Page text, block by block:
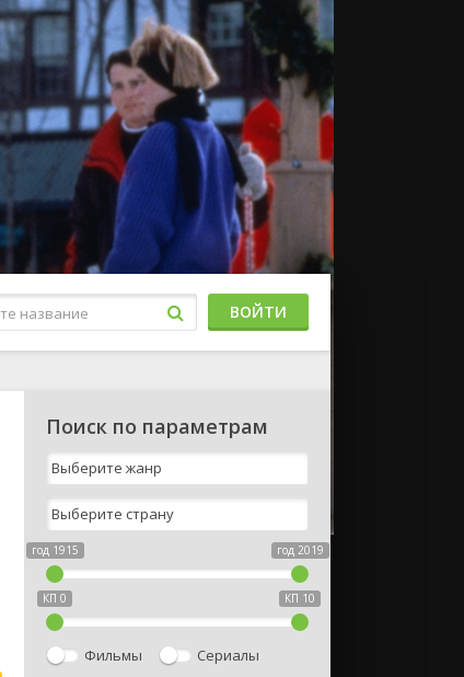
ВОЙТИ
Поиск по параметрам
год 1915 год 2019
КП 0 КП 10
Фильмы
Сериалы